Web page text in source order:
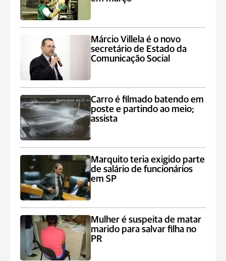
Márcio Villela é o novo
secretário de Estado da
Comunicação Social
Carro é filmado batendo em
poste e partindo ao meio;
assista
Marquito teria exigido parte
de salário de funcionários
em SP
Mulher é suspeita de matar
marido para salvar filha no
PR